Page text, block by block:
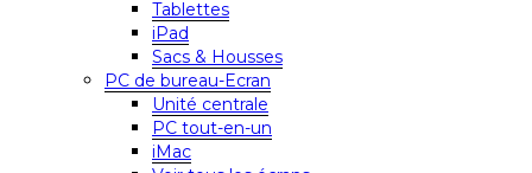
Tablettes
iPad
Sacs & Housses
PC de bureau-Ecran
Unité centrale
PC tout-en-un
iMac